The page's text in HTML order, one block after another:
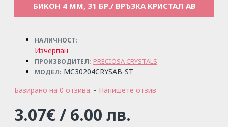
БИКОН 4 ММ, 31 БР./ ВРЪЗКА КРИСТАЛ AB
НАЛИЧНОСТ:
Изчерпан
ПРОИЗВОДИТЕЛ: PRECIOSA CRYSTALS
МОДЕЛ: MC30204CRYSAB-ST
Базирано на 0 отзива. - Напишете отзив
3.07€ / 6.00 лв.